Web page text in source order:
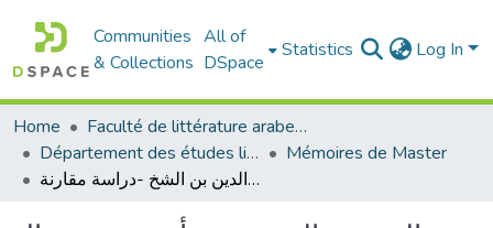
Communities
& Collections
All of
DSpace
Statistics Log In
Home
Faculté de littérature arabe et des arts
Département des études littéraires et critiques
Mémoires de Master
الشعرية العربية بين أودنيس وجمال الدين بن الشخ -دراسة مقارنة-